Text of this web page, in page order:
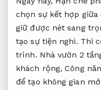
chọn sự kết hợp giữa
giữ được nét sang
tạo sự tiện nghi. Thi
trình. Nhà vườn 2
khách rộng,Công
để tạo không gian